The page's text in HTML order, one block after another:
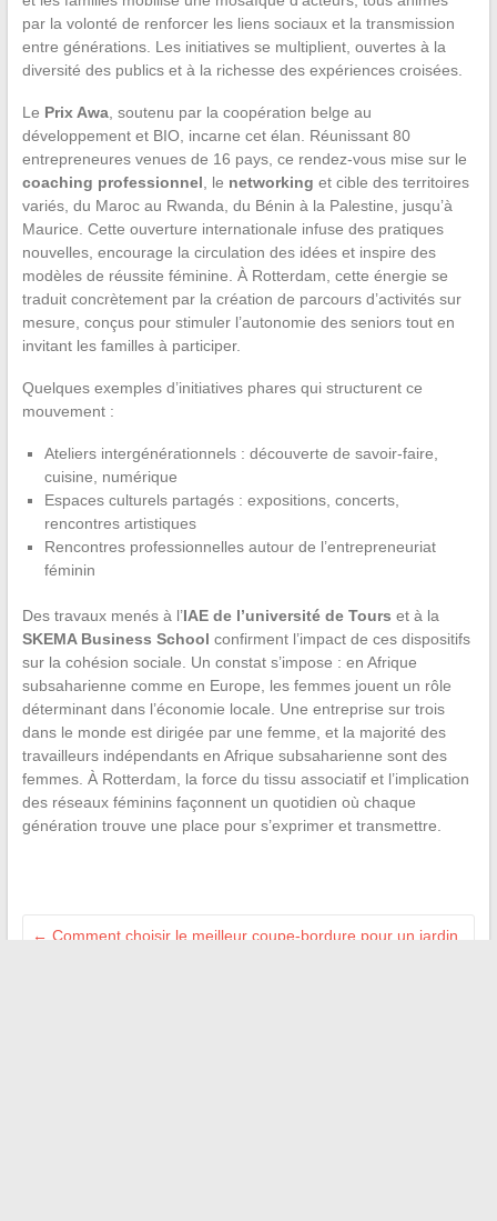
par la volonté de renforcer les liens sociaux et la transmission
entre générations. Les initiatives se multiplient, ouvertes à la
diversité des publics et à la richesse des expériences croisées.
Le Prix Awa, soutenu par la coopération belge au
développement et BIO, incarne cet élan. Réunissant 80
entrepreneures venues de 16 pays, ce rendez-vous mise sur le
coaching professionnel , le networking et cible des territoires
variés, du Maroc au Rwanda, du Bénin à la Palestine, jusqu’à
Maurice. Cette ouverture internationale infuse des pratiques
nouvelles, encourage la circulation des idées et inspire des
modèles de réussite féminine. À Rotterdam, cette énergie se
traduit concrètement par la création de parcours d’activités sur
mesure, conçus pour stimuler l’autonomie des seniors tout en
invitant les familles à participer.
Quelques exemples d’initiatives phares qui structurent ce
mouvement :
Ateliers intergénérationnels : découverte de savoir-faire,
cuisine, numérique
Espaces culturels partagés : expositions, concerts,
rencontres artistiques
Rencontres professionnelles autour de l’entrepreneuriat
féminin
Des travaux menés à l’IAE de l’université de Tours et à la
SKEMA Business School confirment l’impact de ces dispositifs
sur la cohésion sociale. Un constat s’impose : en Afrique
subsaharienne comme en Europe, les femmes jouent un rôle
déterminant dans l’économie locale. Une entreprise sur trois
dans le monde est dirigée par une femme, et la majorité des
travailleurs indépendants en Afrique subsaharienne sont des
femmes. À Rotterdam, la force du tissu associatif et l’implication
des réseaux féminins façonnent un quotidien où chaque
génération trouve une place pour s’exprimer et transmettre.
← Comment choisir le meilleur coupe-bordure pour un jardin